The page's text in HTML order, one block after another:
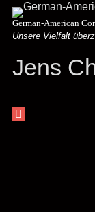
German-American
Unsere Vielfalt
Jens